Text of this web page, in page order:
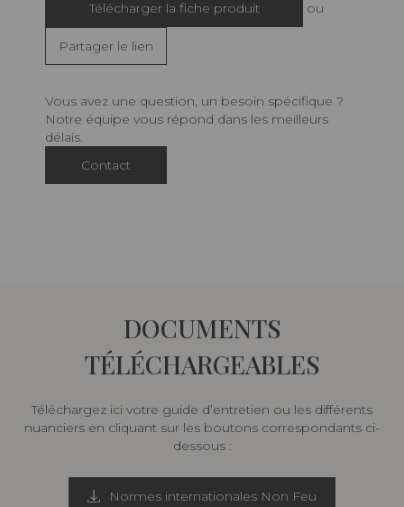
Télécharger la fiche produit ou
Partager le lien
Vous avez une question, un besoin spécifique ?
Notre équipe vous répond dans les meilleurs
délais.
Contact
DOCUMENTS
TÉLÉCHARGEABLES
Téléchargez ici votre guide d’entretien ou les différents
nuanciers en cliquant sur les boutons correspondants ci-
dessous :
Normes internationales Non Feu